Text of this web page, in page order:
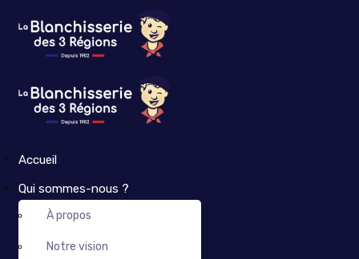
Accueil
Qui sommes-nous ?
À propos
Notre vision